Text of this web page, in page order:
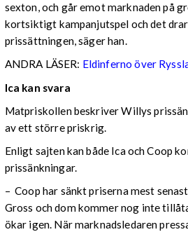
sexton, och går emot marknaden på
kortsiktigt kampanjutspel och det
prissättningen, säger han.
ANDRA LÄSER: Eldinferno över
Ica kan svara
Matpriskollen beskriver Willys
av ett större priskrig.
Enligt sajten kan både Ica och Coop
prissänkningar.
– Coop har sänkt priserna mest
Gross och dom kommer nog inte
ökar igen. När marknadsledaren